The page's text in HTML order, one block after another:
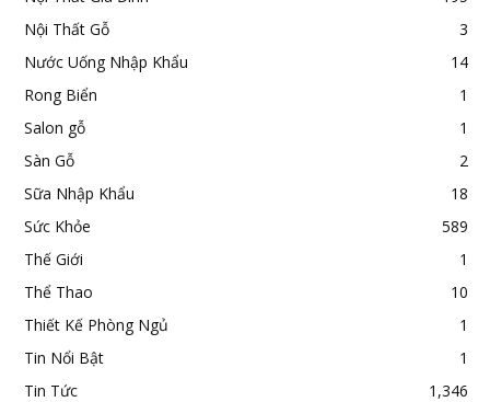
Nội Thất Gỗ
3
Nước Uống Nhập Khẩu
14
Rong Biển
1
Salon gỗ
1
Sàn Gỗ
2
Sữa Nhập Khẩu
18
Sức Khỏe
589
Thế Giới
1
Thể Thao
10
Thiết Kế Phòng Ngủ
1
Tin Nổi Bật
1
Tin Tức
1,346